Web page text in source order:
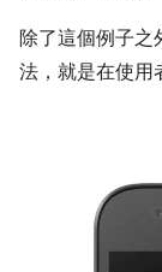
除了這個例子之
法，就是在使用